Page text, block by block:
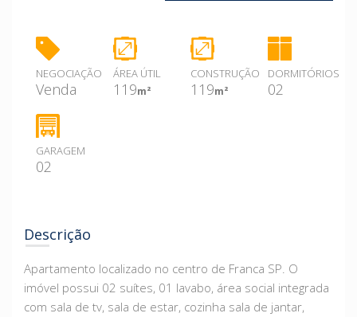
NEGOCIAÇÃO
Venda
ÁREA ÚTIL
119m²
CONSTRUÇÃO
119m²
DORMITÓRIOS
02
GARAGEM
02
Descrição
Apartamento localizado no centro de Franca SP. O
imóvel possui 02 suítes, 01 lavabo, área social integrada
com sala de tv, sala de estar, cozinha sala de jantar,